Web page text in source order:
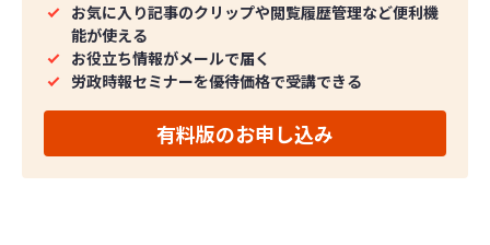
お気に入り記事のクリップや閲覧履歴管理など便利機
能が使える
お役立ち情報がメールで届く
労政時報セミナーを優待価格で受講できる
有料版のお申し込み